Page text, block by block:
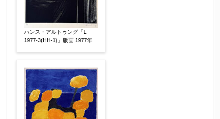
ハンス・アルトゥング「L
1977-3(HH-1)」版画 1977年